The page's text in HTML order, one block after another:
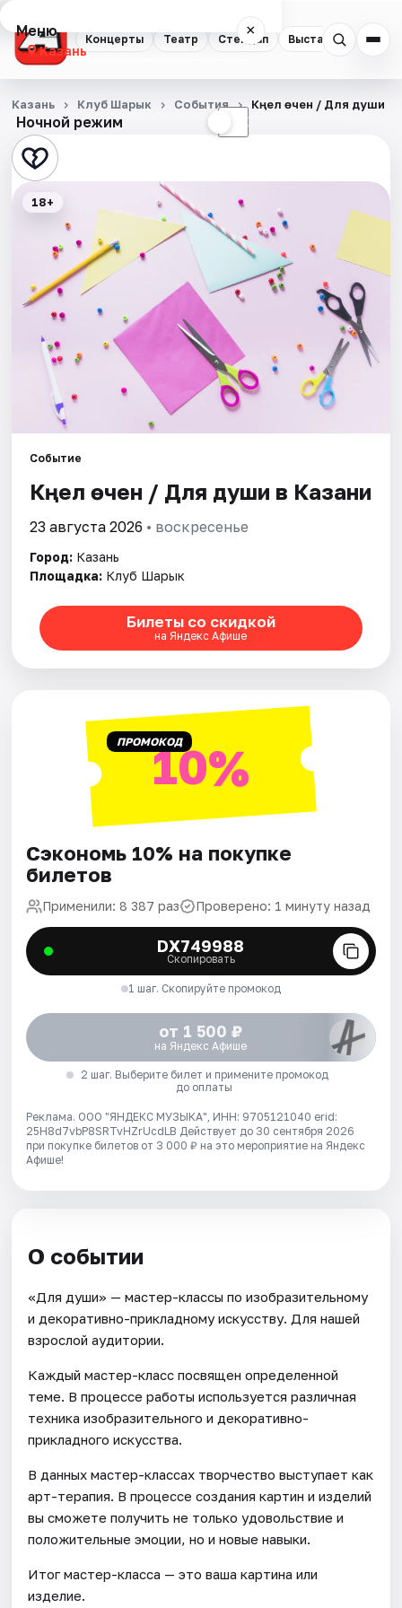
Концерты Театр Стендап Выставки
Меню ×
Казань
Концерты
Театр
Стендап
Выставки
Квесты
Экскурсии
Спорт
События
Площадки
Артисты
Рейтинги
Ночной режим ☾
Казань Клуб Шарык События Күңел өчен / Для души
18+
Событие
Күңел өчен / Для души в Казани
23 августа 2026 • воскресенье
Город: Казань
Площадка: Клуб Шарык
Билеты со скидкой
на Яндекс Афише
ПРОМОКОД10%
Сэкономь 10% на покупке
билетов
Применили: 8 387 раз Проверено: 1 минуту назад
DX749988
Скопировать
1 шаг. Скопируйте промокод
от 1 500 ₽
на Яндекс Афише
2 шаг. Выберите билет и примените промокод
до оплаты
Реклама. ООО "ЯНДЕКС МУЗЫКА", ИНН: 9705121040 erid:
25H8d7vbP8SRTvHZrUcdLB Действует до 30 сентября 2026
при покупке билетов от 3 000 ₽ на это мероприятие на Яндекс
Афише!
О событии
«Для души» — мастер-классы по изобразительному
и декоративно-прикладному искусству. Для нашей
взрослой аудитории.
Каждый мастер-класс посвящен определенной
теме. В процессе работы используется различная
техника изобразительного и декоративно-
прикладного искусства.
В данных мастер-классах творчество выступает как
арт-терапия. В процессе создания картин и изделий
вы сможете получить не только удовольствие и
положительные эмоции, но и новые навыки.
Итог мастер-класса — это ваша картина или
изделие.